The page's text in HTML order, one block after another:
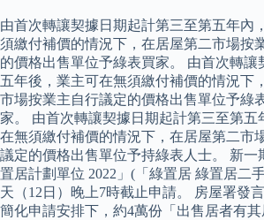
由首次轉讓契據日期起計第三至第五年內
須繳付補價的情況下，在居屋第二市場按
的價格出售單位予綠表買家。 由首次轉讓
五年後，業主可在無須繳付補價的情況下
市場按業主自行議定的價格出售單位予綠
家。 由首次轉讓契據日期起計第三至第五
在無須繳付補價的情況下，在居屋第二市
議定的價格出售單位予持綠表人士。 新一
置居計劃單位 2022」(「綠置居 綠置居二
天（12日）晚上7時截止申請。 房屋署發
簡化申請安排下，約4萬份「出售居者有